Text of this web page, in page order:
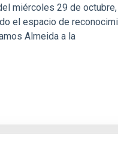
miércoles 29 de
el espacio de
Almeida a la